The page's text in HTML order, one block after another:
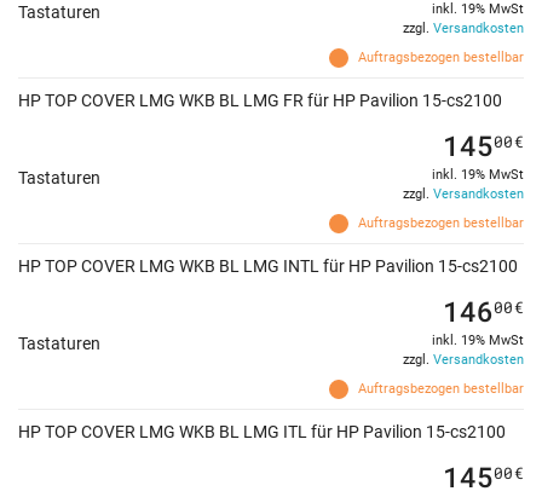
Tastaturen
Auftragsbezogen bestellbar
inkl. 19% MwSt
zzgl. Versandkosten
HP TOP COVER LMG WKB BL LMG FR für HP Pavilion 15-cs2100
Tastaturen
Auftragsbezogen bestellbar
14500€
inkl. 19% MwSt
zzgl. Versandkosten
HP TOP COVER LMG WKB BL LMG INTL für HP Pavilion 15-cs2100
Tastaturen
Auftragsbezogen bestellbar
14600€
inkl. 19% MwSt
zzgl. Versandkosten
HP TOP COVER LMG WKB BL LMG ITL für HP Pavilion 15-cs2100
14500€